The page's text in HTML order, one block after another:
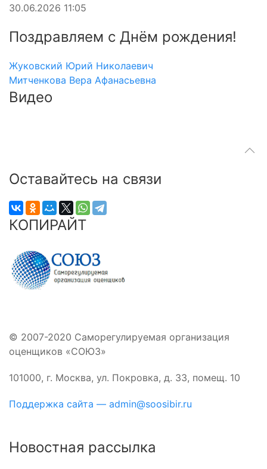
30.06.2026 11:05
Поздравляем с Днём рождения!
Жуковский Юрий Николаевич
Митченкова Вера Афанасьевна
Видео
Оставайтесь на связи
КОПИРАЙТ
© 2007-2020 Саморегулируемая организация
оценщиков «СОЮЗ»
101000, г. Москва, ул. Покровка, д. 33, помещ. 10
Поддержка сайта — admin@soosibir.ru
Новостная рассылка